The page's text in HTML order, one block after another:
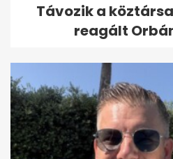
Távozik a
reagált